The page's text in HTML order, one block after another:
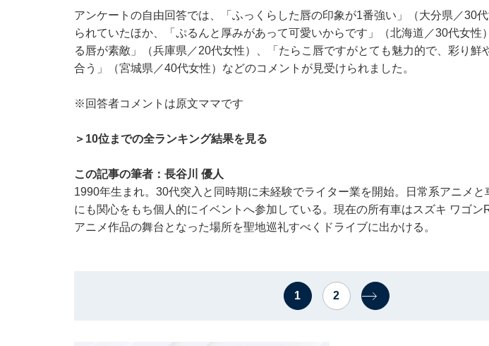
アンケートの自由回答では、「ふっくらした唇の印象が1番強い」（大分県／30
られていたほか、「ぷるんと厚みがあって可愛いからです」（北海道／30代女性
る唇が素敵」（兵庫県／20代女性）、「たらこ唇ですがとても魅力的で、彩り鮮
合う」（宮城県／40代女性）などのコメントが見受けられました。
※回答者コメントは原文ママです
＞10位までの全ランキング結果を見る
この記事の筆者：長谷川 優人
1990年生まれ。30代突入と同時期に未経験でライター業を開始。日常系アニメと
にも関心をもち個人的にイベントへ参加している。現在の所有車はスズキ ワゴン
アニメ作品の舞台となった場所を聖地巡礼すべくドライブに出かける。
1 2